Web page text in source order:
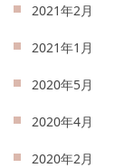
2021年2月
2021年1月
2020年5月
2020年4月
2020年2月